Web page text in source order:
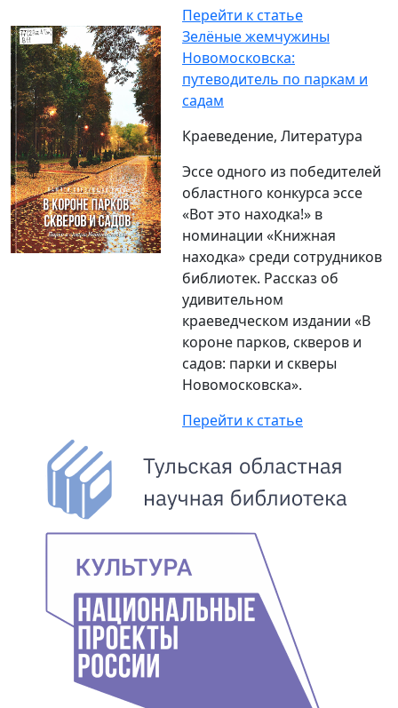
Перейти к статье
Зелёные жемчужины
Новомосковска:
путеводитель по паркам и
садам
Краеведение, Литература
Эссе одного из победителей
областного конкурса эссе
«Вот это находка!» в
номинации «Книжная
находка» среди сотрудников
библиотек. Рассказ об
удивительном
краеведческом издании «В
короне парков, скверов и
садов: парки и скверы
Новомосковска».
Перейти к статье